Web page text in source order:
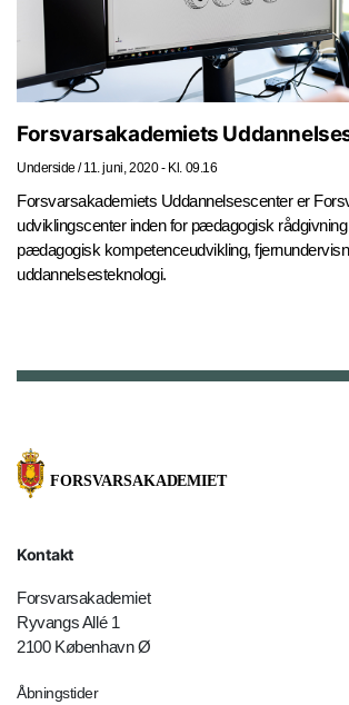
Forsvarsakademiets
Underside / 11. juni, 2020 - Kl. 09.16
Forsvarsakademiets Uddannelsescenter er
udviklingscenter inden for pædagogisk
pædagogisk kompetenceudvikling,
uddannelsesteknologi.
Kontakt
Forsvarsakademiet
Ryvangs Allé 1
2100 København Ø
Åbningstider